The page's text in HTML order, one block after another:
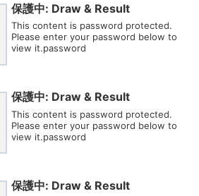
保護中: Draw & Result
This content is password protected.
Please enter your password below to
view it.password
保護中: Draw & Result
This content is password protected.
Please enter your password below to
view it.password
保護中: Draw & Result